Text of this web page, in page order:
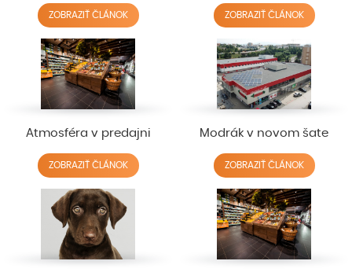
ZOBRAZIŤ ČLÁNOK ZOBRAZIŤ ČLÁNOK
Atmosféra v predajni
ZOBRAZIŤ ČLÁNOK
Modrák v novom šate
ZOBRAZIŤ ČLÁNOK